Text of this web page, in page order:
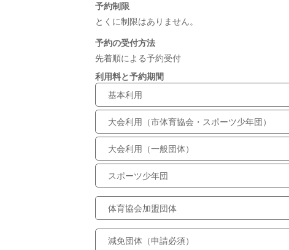
予約制限
とくに制限はありません。
予約の受付方法
先着順による予約受付
利用料と予約期間
基本利用
大会利用（市体育協会・スポーツ少年団）
大会利用（一般団体）
スポーツ少年団
体育協会加盟団体
減免団体（申請必須）